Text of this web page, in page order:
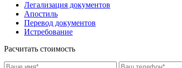
Легализация документов
Апостиль
Перевод документов
Истребование
Расчитать стоимость